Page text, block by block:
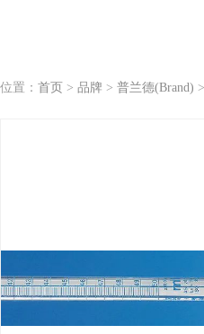
位置： 首页 > 品牌 > 普兰德(Brand) >